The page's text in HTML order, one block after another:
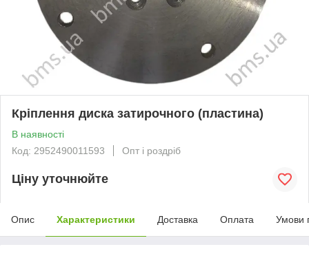
Кріплення диска затирочного (пластина)
В наявності
Код: 2952490011593
Опт і роздріб
Ціну уточнюйте
Опис Характеристики Доставка Оплата Умови